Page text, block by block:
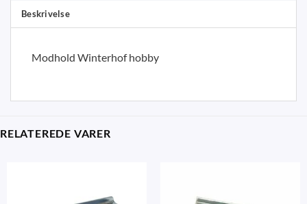
Beskrivelse
Modhold Winterhof hobby
RELATEREDE VARER